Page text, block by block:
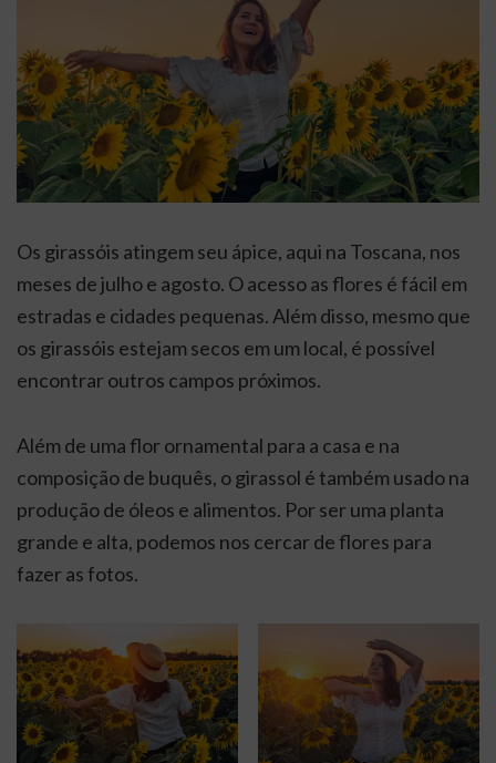
Os girassóis atingem seu ápice, aqui na Toscana, nos
meses de julho e agosto. O acesso as flores é fácil em
estradas e cidades pequenas. Além disso, mesmo que
os girassóis estejam secos em um local, é possível
encontrar outros campos próximos.
Além de uma flor ornamental para a casa e na
composição de buquês, o girassol é também usado na
produção de óleos e alimentos. Por ser uma planta
grande e alta, podemos nos cercar de flores para
fazer as fotos.